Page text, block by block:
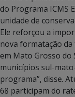
do Programa ICMS
unidade de
Ele reforçou a
nova formatação da
em Mato Grosso do
municípios sul-
programa”, disse.
68 participam do